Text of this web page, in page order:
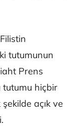
tutumunun
Prens
tutumu hiçbir
açık ve